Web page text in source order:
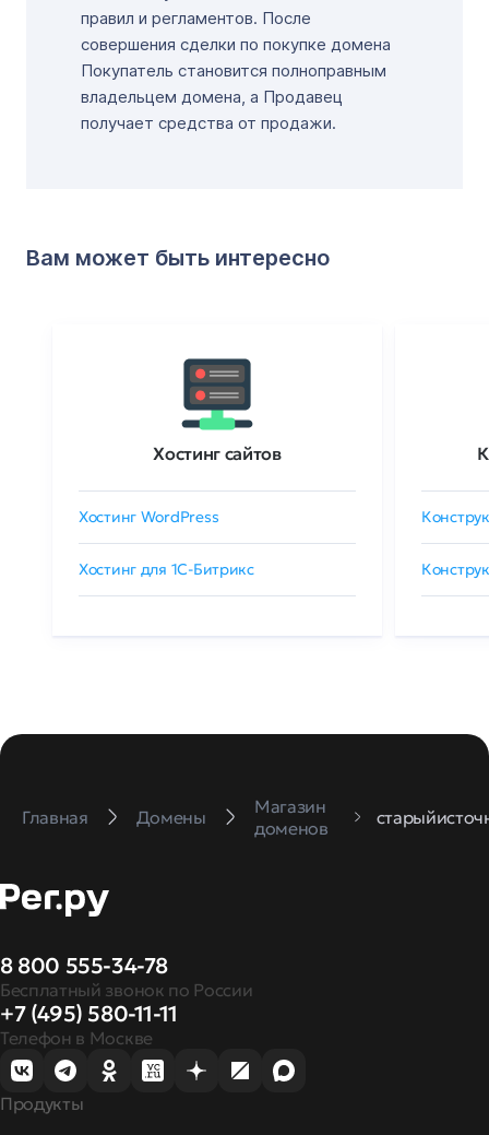
правил и регламентов. После
совершения сделки по покупке домена
Покупатель становится полноправным
владельцем домена, а Продавец
получает средства от продажи.
Вам может быть интересно
Хостинг сайтов
Хостинг WordPress
Хостинг для 1C-Битрикс
Главная Домены
Магазин
доменов
8 800 555-34-78
Бесплатный звонок по России
+7 (495) 580-11-11
Телефон в Москве
Продукты